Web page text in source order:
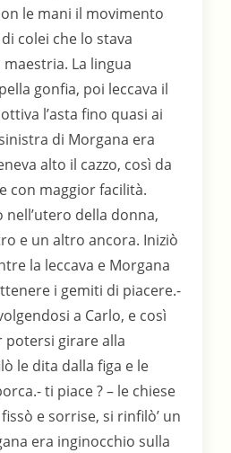
le mani il movimento
colei che lo stava
La lingua
gonfia, poi leccava il
l’asta fino quasi ai
di Morgana era
alto il cazzo, così da
con maggior facilità.
della donna,
e un altro ancora. Iniziò
la leccava e Morgana
i gemiti di piacere.-
a Carlo, e così
potersi girare alla
le dita dalla figa e le
ti piace ? – le chiese
e sorrise, si rinfilò’ un
era inginocchio sulla